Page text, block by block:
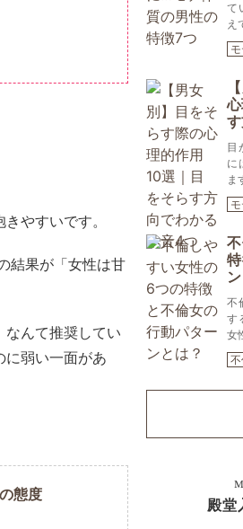
やすいです。
結果が「女性は甘
なんて推奨してい
に弱い一面があ
態度
て
え
目
に
ま
不
す
女
殿堂